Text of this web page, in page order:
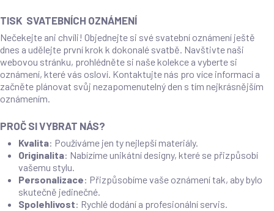
TISK SVATEBNÍCH OZNÁMENÍ
Nečekejte ani chvíli! Objednejte si své svatební oznámení ještě
dnes a udělejte první krok k dokonalé svatbě. Navštivte naši
webovou stránku, prohlédněte si naše kolekce a vyberte si
oznámení, které vás osloví. Kontaktujte nás pro více informací a
začněte plánovat svůj nezapomenutelný den s tím nejkrásnějším
oznámením.
PROČ SI VYBRAT NÁS?
Kvalita: Používáme jen ty nejlepší materiály.
Originalita: Nabízíme unikátní designy, které se přizpůsobí
vašemu stylu.
Personalizace: Přizpůsobíme vaše oznámení tak, aby bylo
skutečně jedinečné.
Spolehlivost: Rychlé dodání a profesionální servis.